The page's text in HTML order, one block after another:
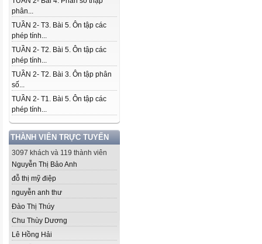
phân...
TUẦN 2- T3. Bài 5. Ôn tập các
phép tính...
TUẦN 2- T2. Bài 5. Ôn tập các
phép tính...
TUẦN 2- T2. Bài 3. Ôn tập phân
số...
TUẦN 2- T1. Bài 5. Ôn tập các
phép tính...
THÀNH VIÊN TRỰC TUYẾN
3097 khách và 119 thành viên
Nguyễn Thị Bảo Anh
đỗ thị mỹ điệp
nguyễn anh thư
Đào Thị Thúy
Chu Thùy Dương
Lê Hồng Hải